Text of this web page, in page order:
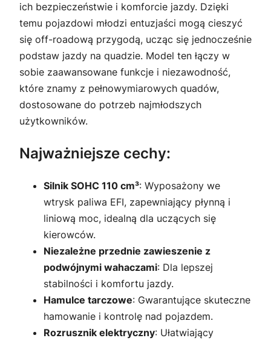
ich bezpieczeństwie i komforcie jazdy. Dzięki
temu pojazdowi młodzi entuzjaści mogą cieszyć
się off-roadową przygodą, ucząc się jednocześnie
podstaw jazdy na quadzie. Model ten łączy w
sobie zaawansowane funkcje i niezawodność,
które znamy z pełnowymiarowych quadów,
dostosowane do potrzeb najmłodszych
użytkowników.
Najważniejsze cechy:
Silnik SOHC 110 cm³: Wyposażony we
wtrysk paliwa EFI, zapewniający płynną i
liniową moc, idealną dla uczących się
kierowców.
Niezależne przednie zawieszenie z
podwójnymi wahaczami: Dla lepszej
stabilności i komfortu jazdy.
Hamulce tarczowe: Gwarantujące skuteczne
hamowanie i kontrolę nad pojazdem.
Rozrusznik elektryczny: Ułatwiający